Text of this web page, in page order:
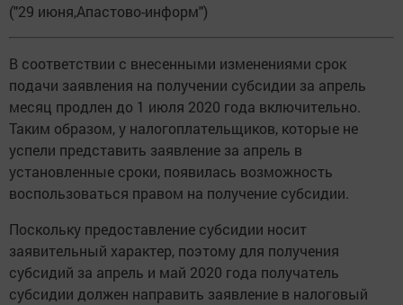
("29 июня,Апастово-информ")
В соответствии с внесенными изменениями срок
подачи заявления на получении субсидии за апрель
месяц продлен до 1 июля 2020 года включительно.
Таким образом, у налогоплательщиков, которые не
успели представить заявление за апрель в
установленные сроки, появилась возможность
воспользоваться правом на получение субсидии.
Поскольку предоставление субсидии носит
заявительный характер, поэтому для получения
субсидий за апрель и май 2020 года получатель
субсидии должен направить заявление в налоговый